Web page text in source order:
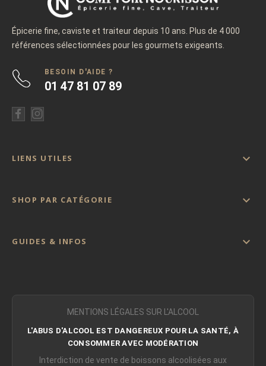
Épicerie fine, caviste et traiteur depuis 10 ans. Plus de 4 000
références sélectionnées pour les gourmets exigeants.
BESOIN D'AIDE ?
01 47 81 07 89
LIENS UTILES 
SHOP PAR CATÉGORIE 
GUIDES & INFOS 
MENTIONS LÉGALES SUR L'ALCOOL
L'ABUS D'ALCOOL EST DANGEREUX POUR LA SANTÉ, À
CONSOMMER AVEC MODÉRATION
Interdiction de vente de boissons alcoolisées aux